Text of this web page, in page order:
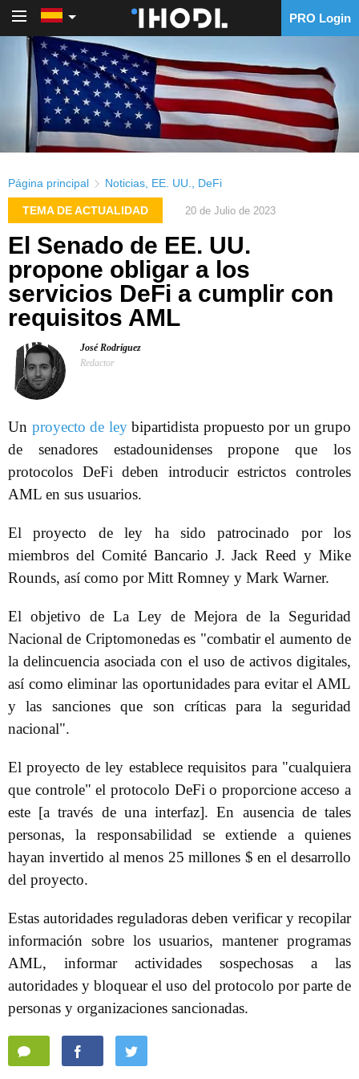
PRO Login
Página principal Noticias EE. UU. DeFi
TEMA DE ACTUALIDAD 20 de Julio de 2023
El Senado de EE. UU.
propone obligar a los
servicios DeFi a cumplir con
requisitos AML
José Rodríguez
Redactor
Un proyecto de leybipartidista propuesto por un grupo
de senadores estadounidenses propone que los
protocolos DeFi deben introducir estrictos controles
AML en sus usuarios.
El proyecto de ley ha sido patrocinado por los
miembros del Comité Bancario J. Jack Reed y Mike
Rounds, así como por Mitt Romney y Mark Warner.
El objetivo de La Ley de Mejora de la Seguridad
Nacional de Criptomonedas es "combatir el aumento de
la delincuencia asociada con el uso de activos digitales,
así como eliminar las oportunidades para evitar el AML
y las sanciones que son críticas para la seguridad
nacional".
El proyecto de ley establece requisitos para "cualquiera
que controle" el protocolo DeFi o proporcione acceso a
este [a través de una interfaz]. En ausencia de tales
personas, la responsabilidad se extiende a quienes
hayan invertido al menos 25 millones $ en el desarrollo
del proyecto.
Estas autoridades reguladoras deben verificar y recopilar
información sobre los usuarios, mantener programas
AML, informar actividades sospechosas a las
autoridades y bloquear el uso del protocolo por parte de
personas y organizaciones sancionadas.